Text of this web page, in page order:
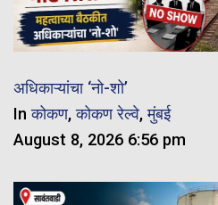
अधिकाऱ्यांचा ‘नो-शो’
Inकोकण,कोकण रेल्वे,मुंबई
August 8, 2026 6:56 pm